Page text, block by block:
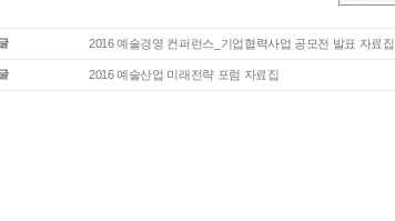
2016 예술경영 컨퍼런스_기업협력사업 공모전 발표 자료집
2016 예술산업 미래전략 포럼 자료집